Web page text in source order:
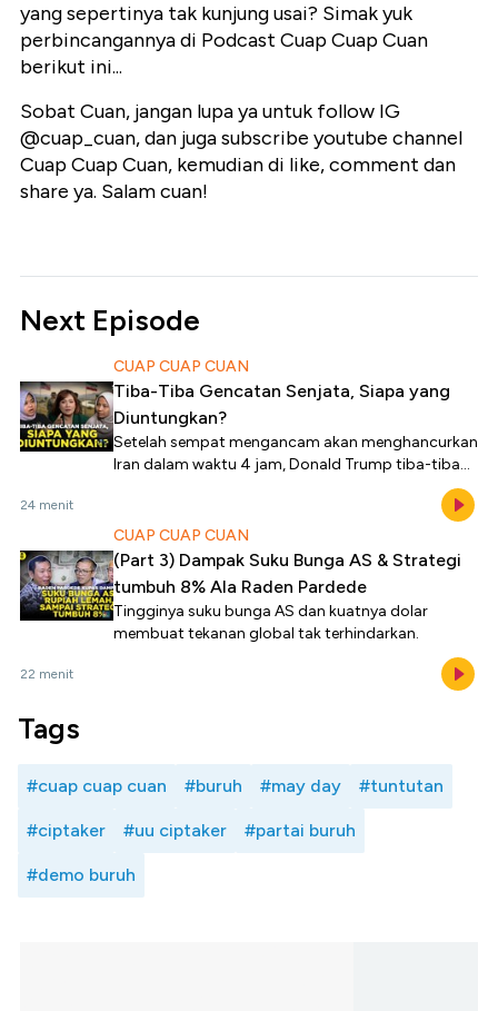
yang sepertinya tak kunjung usai? Simak yuk
perbincangannya di Podcast Cuap Cuap Cuan
berikut ini...
Sobat Cuan, jangan lupa ya untuk follow IG
@cuap_cuan, dan juga subscribe youtube channel
Cuap Cuap Cuan, kemudian di like, comment dan
share ya. Salam cuan!
Next Episode
CUAP CUAP CUAN
Tiba-Tiba Gencatan Senjata, Siapa yang
Diuntungkan?
Setelah sempat mengancam akan menghancurkan
Iran dalam waktu 4 jam, Donald Trump tiba-tiba
24 menit
CUAP CUAP CUAN
(Part 3) Dampak Suku Bunga AS & Strategi
tumbuh 8% Ala Raden Pardede
Tingginya suku bunga AS dan kuatnya dolar
membuat tekanan global tak terhindarkan.
22 menit
Tags
#cuap cuap cuan #buruh #may day #tuntutan
#ciptaker #uu ciptaker #partai buruh
#demo buruh